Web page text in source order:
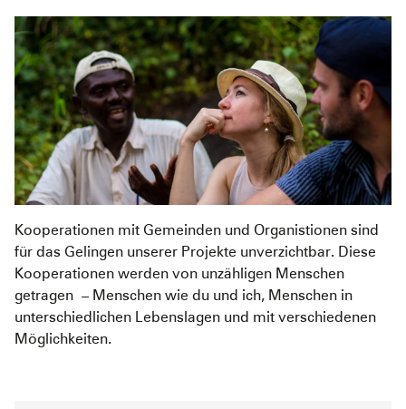
Pediatric Emergency Fund
Abgeschlossene Projekte
Transparenz
Jahresbericht
Partnerschaften
Kooperationen mit Gemeinden und Organistionen sind
für das Gelingen unserer Projekte unverzichtbar. Diese
Kooperationen werden von unzähligen Menschen
getragen – Menschen wie du und ich, Menschen in
unterschiedlichen Lebenslagen und mit verschiedenen
Möglichkeiten.